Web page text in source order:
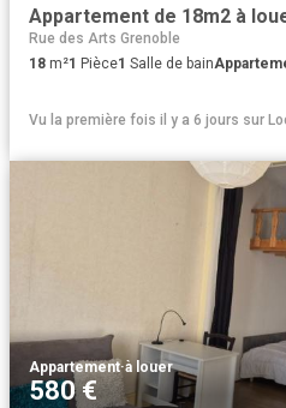
Appartement de 18m2 à
Rue des Arts Grenoble
18 m²1 Pièce1 Salle de bain
Vu la première fois il y a 6 jours sur
Appartement·à louer
580 €